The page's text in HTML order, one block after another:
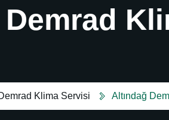
Klima Servisi Altındağ